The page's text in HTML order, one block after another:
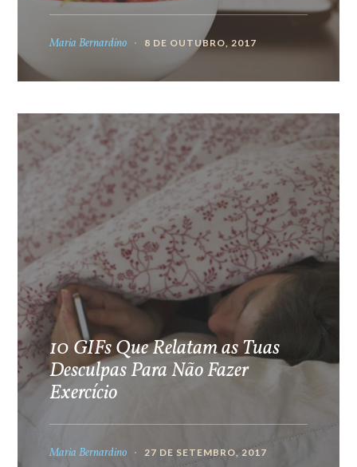
Maria Bernardino 8 DE OUTUBRO, 2017
10 GIFs Que Relatam as Tuas
Desculpas Para Não Fazer
Exercício
Maria Bernardino 27 DE SETEMBRO, 2017